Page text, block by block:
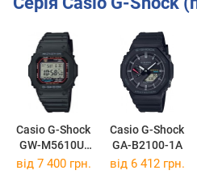
Casio G-Shock
GW-M5610U-
1E
Casio G-Shock
GA-B2100-1A
від 7 400 грн. від 6 412 грн.